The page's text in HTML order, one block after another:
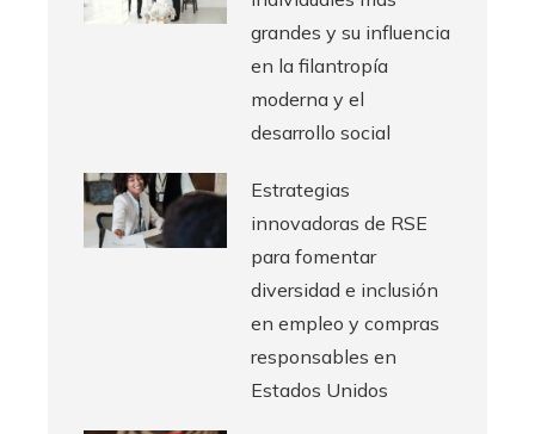
grandes y su influencia
en la filantropía
moderna y el
desarrollo social
Estrategias
innovadoras de RSE
para fomentar
diversidad e inclusión
en empleo y compras
responsables en
Estados Unidos